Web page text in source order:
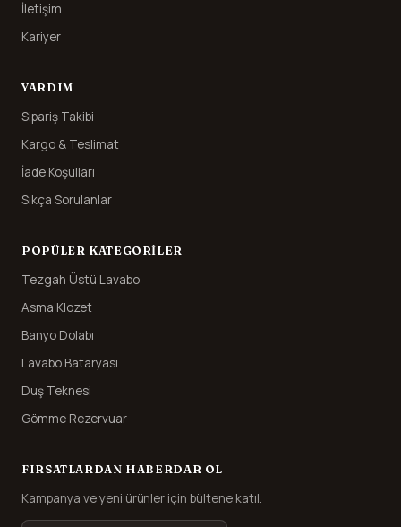
İletişim
Kariyer
YARDIM
Sipariş Takibi
Kargo & Teslimat
İade Koşulları
Sıkça Sorulanlar
POPÜLER KATEGORILER
Tezgah Üstü Lavabo
Asma Klozet
Banyo Dolabı
Lavabo Bataryası
Duş Teknesi
Gömme Rezervuar
FIRSATLARDAN HABERDAR OL
Kampanya ve yeni ürünler için bültene katıl.